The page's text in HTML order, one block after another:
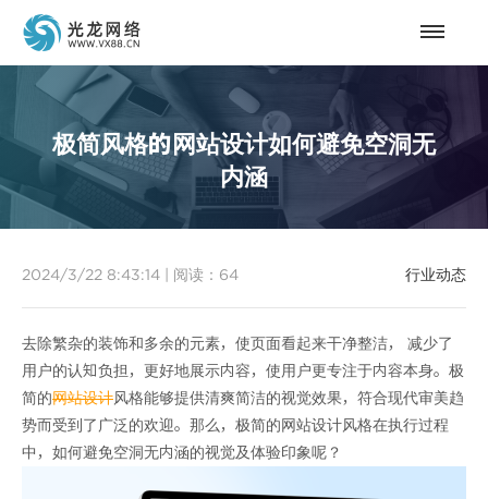
极简风格的网站设计如何避免空洞无
内涵
行业动态
2024/3/22 8:43:14 阅读： 64
去除繁杂的装饰和多余的元素，使页面看起来干净整洁， 减少了
用户的认知负担，更好地展示内容，使用户更专注于内容本身。极
简的网站设计 风格能够提供清爽简洁的视觉效果，符合现代审美趋
势而受到了广泛的欢迎。那么，极简的网站设计风格在执行过程
中，如何避免空洞无内涵的视觉及体验印象呢？